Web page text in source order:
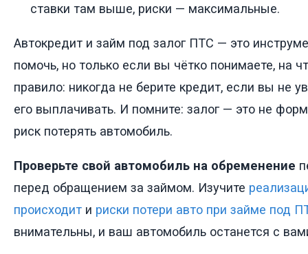
ставки там выше, риски — максимальные.
Автокредит и займ под залог ПТС — это
помочь, но только если вы чётко понимаете, на
правило: никогда не берите кредит, если вы не
его выплачивать. И помните: залог — это не
риск потерять автомобиль.
Проверьте свой автомобиль на обременение
перед обращением за займом. Изучите
происходит и риски потери авто при займе под
внимательны, и ваш автомобиль останется с